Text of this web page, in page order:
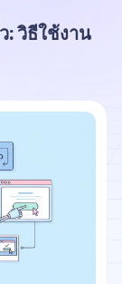
วิธีใช้งาน